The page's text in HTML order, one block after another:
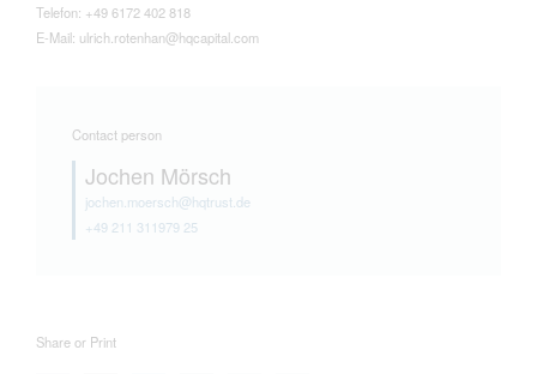
Telefon: +49 6172 402 818
E-Mail: ulrich.rotenhan@hqcapital.com
Contact person
Jochen Mörsch
jochen.moersch@hqtrust.de
+49 211 311979 25
Share or Print